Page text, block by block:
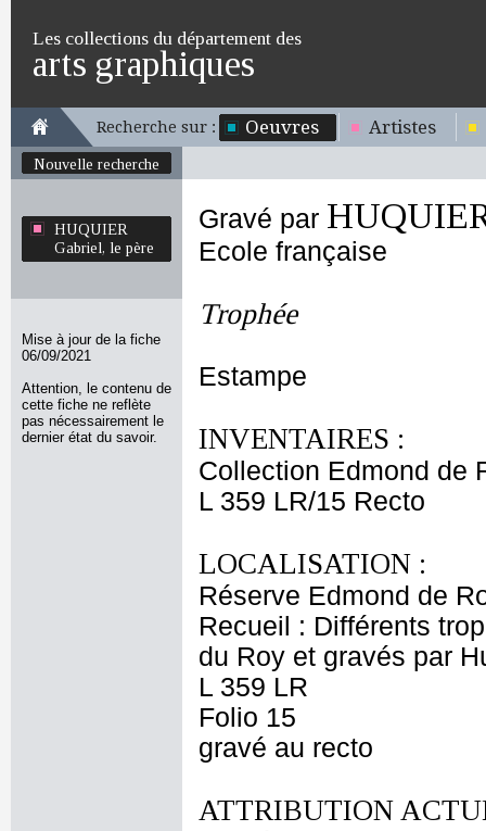
Les collections du département des
arts graphiques
Recherche sur : Oeuvres Artistes
Nouvelle recherche
HUQUIER
Gabriel, le père
Mise à jour de la fiche
06/09/2021
Attention, le contenu de
cette fiche ne reflète
pas nécessairement le
dernier état du savoir.
Gravé par
Ecole française
Trophée
Estampe
INVENTAIRES :
Collection Edmond de
L 359 LR/15 Recto
LOCALISATION :
Réserve Edmond de
Recueil : Différents
du Roy et gravés par
L 359 LR
Folio 15
gravé au recto
ATTRIBUTION